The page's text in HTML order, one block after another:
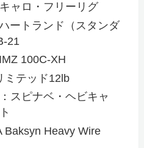
ャロ・フリーリグ
ハートランド（スタンダ
21
100C-XH
ミテッド12lb
：スピナベ・ヘビキャ
Baksyn Heavy Wire